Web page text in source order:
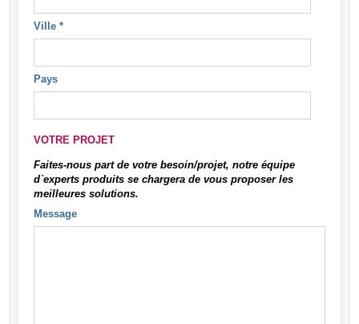
Ville *
Pays
VOTRE PROJET
Faites-nous part de votre besoin/projet, notre équipe
d`experts produits se chargera de vous proposer les
meilleures solutions.
Message